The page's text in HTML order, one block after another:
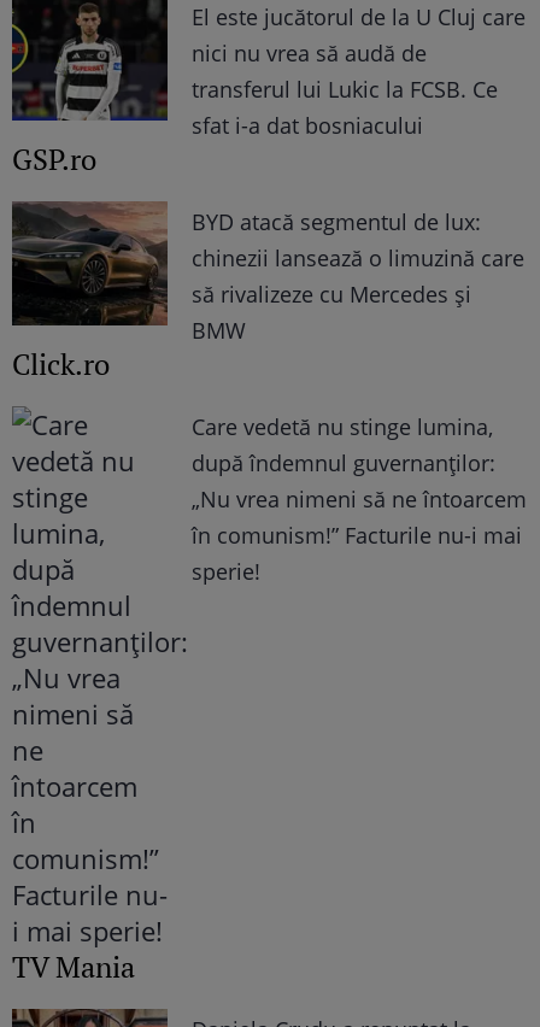
El este jucătorul de la U Cluj care
nici nu vrea să audă de
transferul lui Lukic la FCSB. Ce
sfat i-a dat bosniacului
GSP.ro
BYD atacă segmentul de lux:
chinezii lansează o limuzină care
să rivalizeze cu Mercedes și
BMW
Click.ro
Care vedetă nu stinge lumina,
după îndemnul guvernanților:
„Nu vrea nimeni să ne întoarcem
în comunism!” Facturile nu-i mai
sperie!
TV Mania